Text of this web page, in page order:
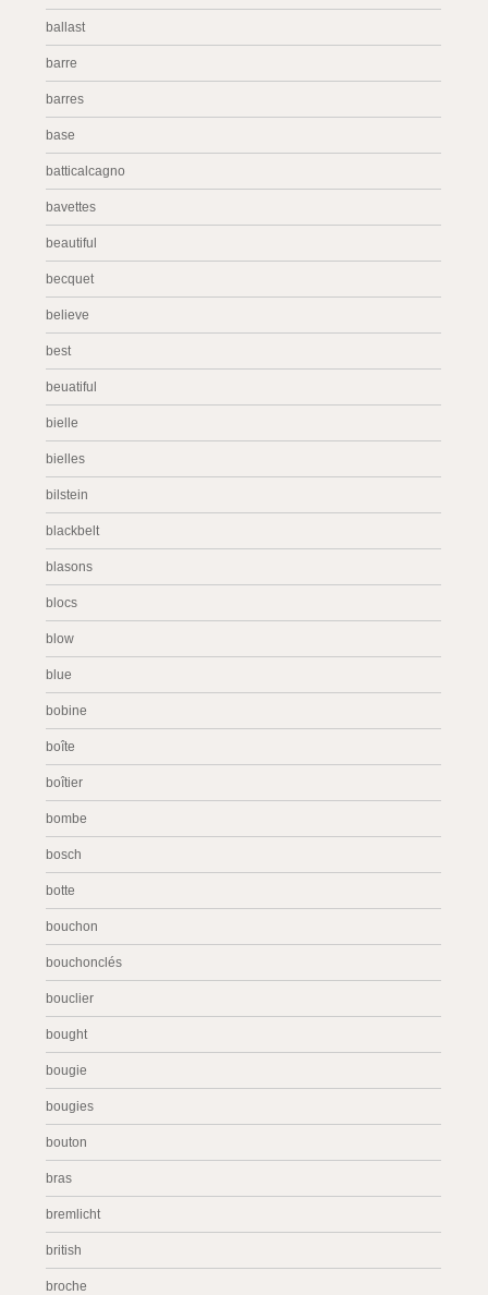
ballast
barre
barres
base
batticalcagno
bavettes
beautiful
becquet
believe
best
beuatiful
bielle
bielles
bilstein
blackbelt
blasons
blocs
blow
blue
bobine
boîte
boîtier
bombe
bosch
botte
bouchon
bouchonclés
bouclier
bought
bougie
bougies
bouton
bras
bremlicht
british
broche